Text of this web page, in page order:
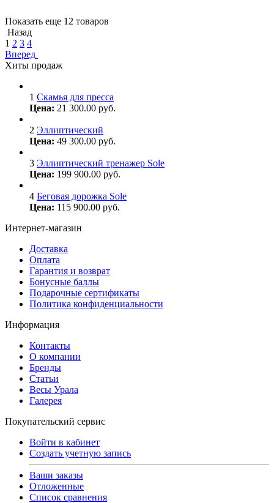
Показать еще 12 товаров
Назад
1 2 3 4
Вперед
Хиты продаж
1 Скамья для пресса
Цена: 21 300.00 руб.
2 Эллиптический
Цена: 49 300.00 руб.
3 Эллиптический тренажер Sole
Цена: 199 900.00 руб.
4 Беговая дорожка Sole
Цена: 115 900.00 руб.
Интернет-магазин
Доставка
Оплата
Гарантия и возврат
Бонусные баллы
Подарочные сертификаты
Политика конфиденциальности
Информация
Контакты
О компании
Бренды
Статьи
Весы Урала
Галерея
Покупательский сервис
Войти в кабинет
Создать учетную запись
Ваши заказы
Отложенные
Список сравнения